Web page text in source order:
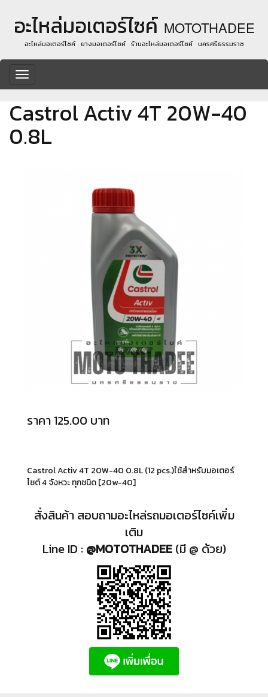
อะไหล่มอเตอร์ไซค์ MOTOTHADEE
อะไหล่มอเตอร์ไซค์ ยางมอเตอร์ไซค์ ร้านอะไหล่มอเตอร์ไซค์ นครศรีธรรมราช
Toggle
navigation
Castrol Activ 4T 20W-40
0.8L
ราคา 125.00 บาท
Castrol Activ 4T 20W-40 0.8L (12 pcs.)ใช้สำหรับมอเตอร์
ไซต์ 4 จังหวะ ทุกชนิด [20w-40]
สั่งสินค้า สอบถามอะไหล่รถมอเตอร์ไซค์เพิ่ม
เติม
Line ID : @MOTOTHADEE(มี @ ด้วย)